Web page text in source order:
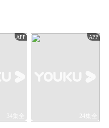
APP
34集全
APP
24集全